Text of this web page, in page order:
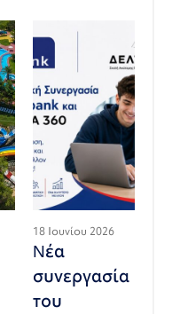
18 Ιουνίου 2026
Nέα
συνεργασία
του